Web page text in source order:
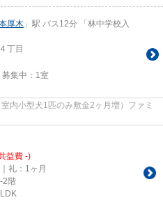
厚木 」駅 バス12分 「林中学校入
４丁目
集中： 1室
内小型犬1匹のみ敷金2ヶ月増）ファミ
益費 -)
礼：1ヶ月
2階